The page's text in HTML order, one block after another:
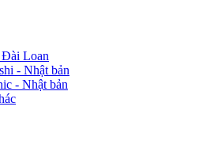
Loan
- Nhật bản
- Nhật bản